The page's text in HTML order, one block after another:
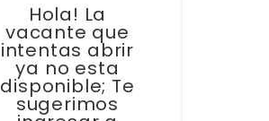
Hola! La
vacante que
intentas abrir
ya no esta
disponible; Te
sugerimos